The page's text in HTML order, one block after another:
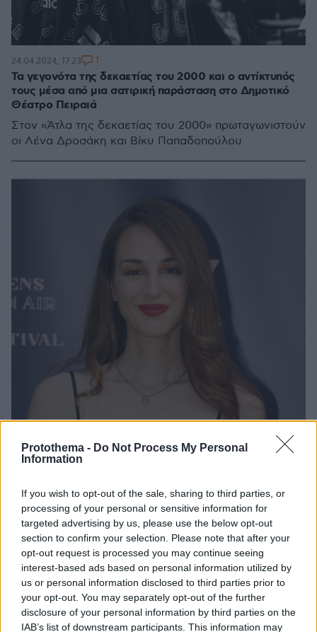
Protothema - Do Not Process My Personal
Information
If you wish to opt-out of the sale, sharing to third parties, or
processing of your personal or sensitive information for
targeted advertising by us, please use the below opt-out
section to confirm your selection. Please note that after your
opt-out request is processed you may continue seeing
interest-based ads based on personal information utilized by
us or personal information disclosed to third parties prior to
your opt-out. You may separately opt-out of the further
disclosure of your personal information by third parties on the
IAB’s list of downstream participants. This information may
Τα γεγονότα της δεκαετίας του 2000 και ο αντίκτυπός
τους μέσα από μια σατιρική παράσταση στο Δημοτικό
Θέατρο Πειραιά
Στον «Άτλα της δεκαετίας του 2000» πρωταγωνιστούν
οι Λένα Δροσάκη και Βίκυ Παπαδοπούλου
24.04.2024, 17:23 1
Βίκυ Παπαδοπούλου: Δεν με συγχωρώ εύκολα, ακόμα
και να με συγχωρέσει ο άλλος
«Είμαι ενοχική, αν ξεφύγω μετά θα το κουβαλάω για
μεγάλο χρονικό διάστημα» ανέφερε η ηθοποιός
11.11.2023, 09:18